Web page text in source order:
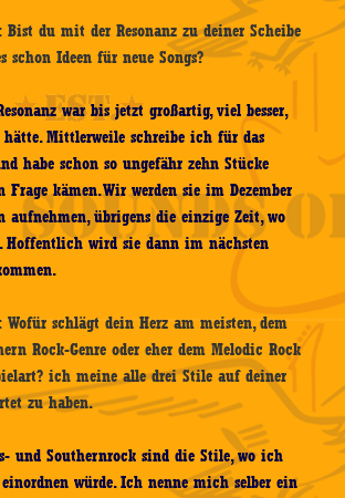
Bist du mit der Resonanz zu deiner Scheibe
schon Ideen für neue Songs?
war bis jetzt großartig, viel besser,
Mittlerweile schreibe ich für das
habe schon so ungefähr zehn Stücke
Frage kämen. Wir werden sie im Dezember
aufnehmen, übrigens die einzige Zeit, wo
wird sie dann im nächsten
Wofür schlägt dein Herz am meisten, dem
Rock-Genre oder eher dem Melodic Rock
ich meine alle drei Stile auf deiner
zu haben.
und Southernrock sind die Stile, wo ich
würde. Ich nenne mich selber ein